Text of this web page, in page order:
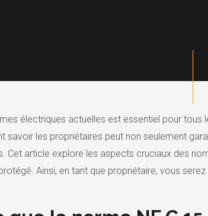
électriques actuelles est essentiel pour
savoir les propriétaires peut non seulement
Cet article explore les aspects cruciaux des
Ainsi, en tant que propriétaire, vous